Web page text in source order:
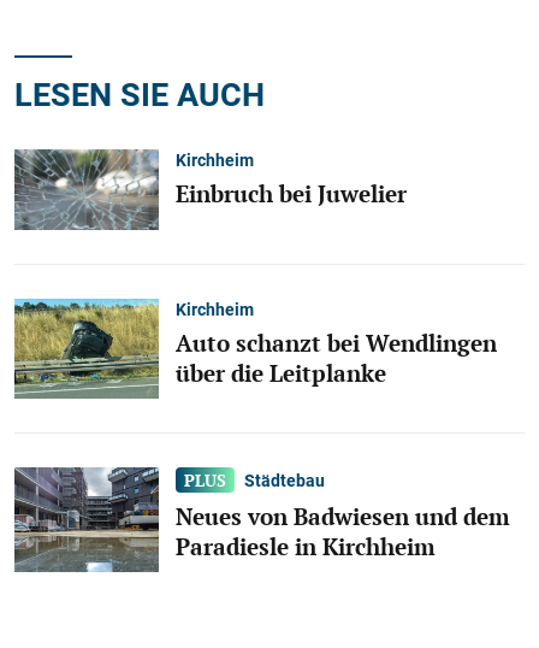
LESEN SIE AUCH
Kirchheim
Einbruch bei Juwelier
Kirchheim
Auto schanzt bei Wendlingen
über die Leitplanke
Städtebau
Neues von Badwiesen und dem
Paradiesle in Kirchheim